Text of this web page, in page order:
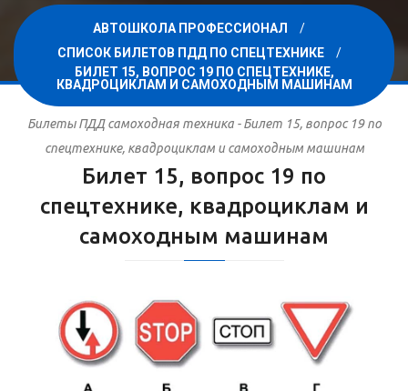
АВТОШКОЛА ПРОФЕССИОНАЛ
СПИСОК БИЛЕТОВ ПДД ПО СПЕЦТЕХНИКЕ
БИЛЕТ 15, ВОПРОС 19 ПО СПЕЦТЕХНИКЕ,
КВАДРОЦИКЛАМ И САМОХОДНЫМ МАШИНАМ
Билеты ПДД самоходная техника - Билет 15, вопрос 19 по
спецтехнике, квадроциклам и самоходным машинам
Билет 15, вопрос 19 по
спецтехнике, квадроциклам и
самоходным машинам